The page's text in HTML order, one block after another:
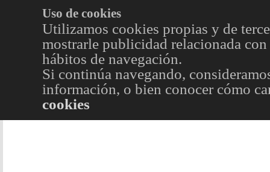
Uso de cookies
Utilizamos cookies propias y de
mostrarle publicidad relacionada
hábitos de navegación.
Si continúa navegando,
información, o bien conocer cómo
cookies